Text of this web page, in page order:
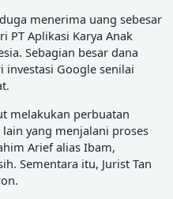
menerima uang sebesar
PT Aplikasi Karya Anak
Sebagian besar dana
Google senilai
melakukan perbuatan
yang menjalani proses
Arief alias Ibam,
Sementara itu, Jurist Tan